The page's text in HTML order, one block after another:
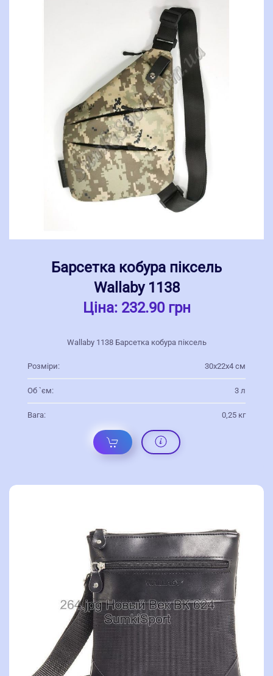
Барсетка кобура піксель
Wallaby 1138
Ціна: 232.90 грн
Wallaby 1138 Барсетка кобура піксель
Розміри: 30x22x4 см
Об `єм: 3 л
Вага: 0,25 кг